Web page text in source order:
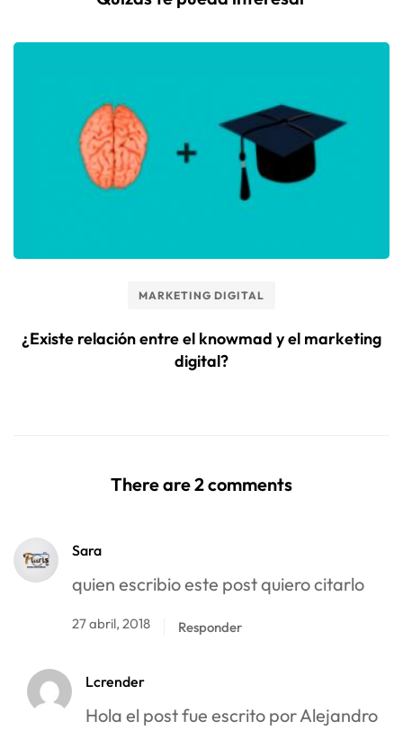
MARKETING DIGITAL
¿Existe relación entre el knowmad y el marketing
digital?
There are 2 comments
Sara
quien escribio este post quiero citarlo
27 abril, 2018 Responder
Lcrender
Hola el post fue escrito por Alejandro